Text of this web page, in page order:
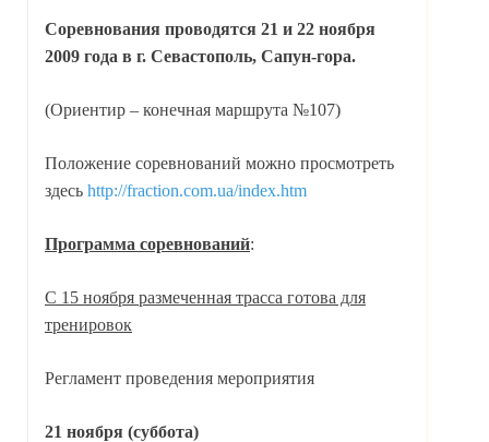
Соревнования проводятся 21 и 22 ноября
2009 года в г. Севастополь, Сапун-гора.
(Ориентир – конечная маршрута №107)
Положение соревнований можно просмотреть
здесь http://fraction.com.ua/index.htm
Программа соревнований:
С 15 ноября размеченная трасса готова для
тренировок
Регламент проведения мероприятия
21 ноября (суббота)